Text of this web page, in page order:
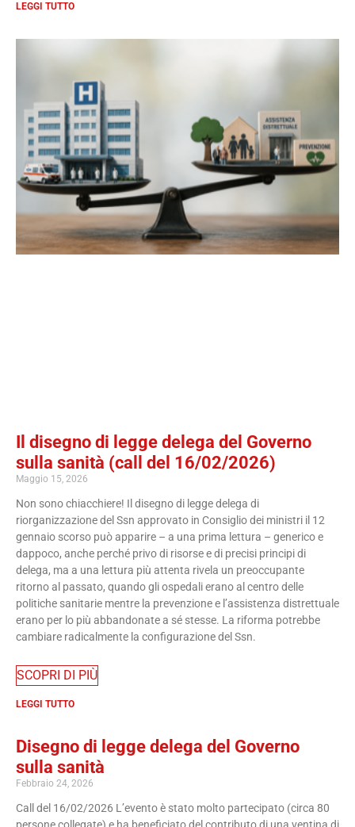
LEGGI TUTTO
Il disegno di legge delega del Governo
sulla sanità (call del 16/02/2026)
Maggio 15, 2026
Non sono chiacchiere! Il disegno di legge delega di
riorganizzazione del Ssn approvato in Consiglio dei ministri il 12
gennaio scorso può apparire – a una prima lettura – generico e
dappoco, anche perché privo di risorse e di precisi principi di
delega, ma a una lettura più attenta rivela un preoccupante
ritorno al passato, quando gli ospedali erano al centro delle
politiche sanitarie mentre la prevenzione e l’assistenza distrettuale
erano per lo più abbandonate a sé stesse. La riforma potrebbe
cambiare radicalmente la configurazione del Ssn.
SCOPRI DI PIÙ
LEGGI TUTTO
Disegno di legge delega del Governo
sulla sanità
Febbraio 24, 2026
Call del 16/02/2026 L’evento è stato molto partecipato (circa 80
persone collegate) e ha beneficiato del contributo di una ventina di